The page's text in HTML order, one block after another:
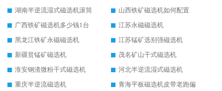
湖南半逆流湿式磁选机滚筒
山西铁矿磁选机如何配置
广西铁矿磁选机多少钱1台
江苏永磁磁选机
黑龙江铁矿永磁磁选机
江苏锰矿选别强磁选机
新疆贫锰矿磁选机
茂名矿山干式磁选机
淮安钢渣微粉干式磁选机
河北半逆流湿式磁选机
重庆半逆流磁选机
青海平板磁选机皮带老跑偏